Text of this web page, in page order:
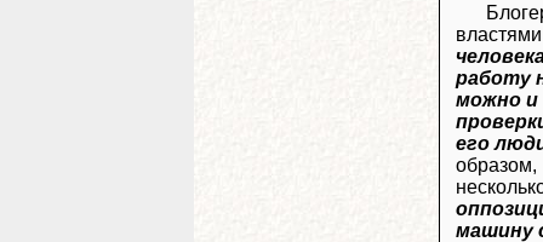
работу
можно и
его
образом,
машину